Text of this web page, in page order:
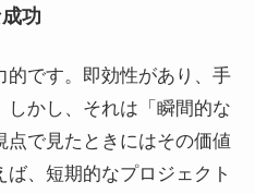
功
的です。即効性があり、手
かし、それは「瞬間的な
点で見たときにはその価値
、短期的なプロジェクト